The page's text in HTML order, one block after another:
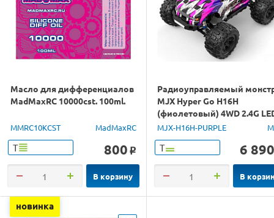
Масло для дифференциалов
MadMaxRC 10000cst. 100ml.
MMRC10KCST MadMaxRC
Т 800 o
В корзину
Радиоуправляемый
MJX Hyper Go H16H
(фиолетовый) 4WD 2.4G
GPS 1/16 RTR
MJX-H16H-PURPLE
Т 6 890
В
новинка